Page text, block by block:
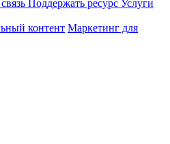
Поддержать ресурс Услуги
контент Маркетинг для